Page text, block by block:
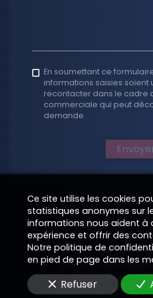
En soumettant ce
informations saisies soient
recontacter dans le cadre
commerciale qui peut
demande.
Solution digitale designée
—
Soumis aux droits
—
Annotations
Modifier vos
Ce site utilise les cookies
statistiques anonymes sur
informations nous aident à
expérience et offrir des
Notre politique de
en pied de page dans les
Refuser